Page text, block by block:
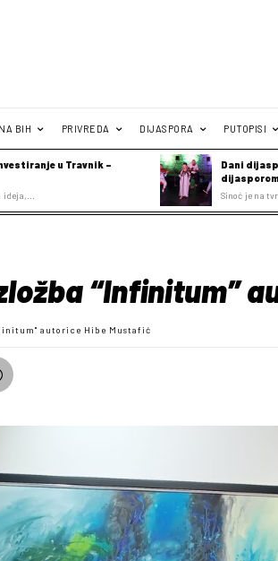
BIH PRIVREDA DIJASPORA PUTOPISI
u Travnik –
Dani
dijasporom
Sinoć je na
“Infinitum”
autorice Hibe Mustafić